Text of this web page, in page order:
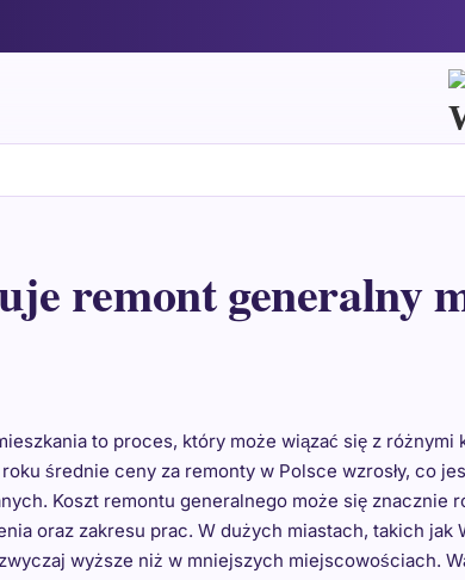
remont generalny
to proces, który może wiązać się z
średnie ceny za remonty w Polsce wzrosły, co
Koszt remontu generalnego może się znacznie
oraz zakresu prac. W dużych miastach, takich jak
wyższe niż w mniejszych miejscowościach.